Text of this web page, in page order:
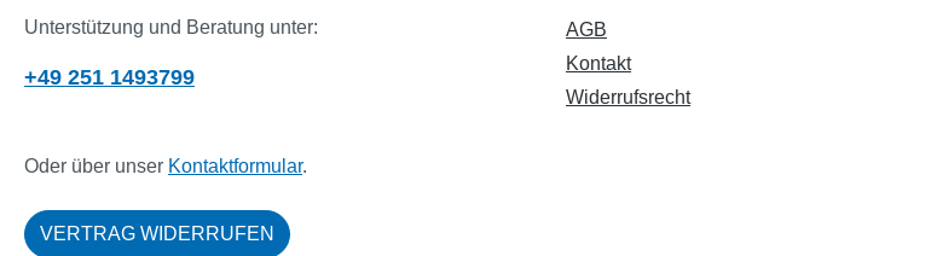
Unterstützung und Beratung unter:
+49 251 1493799
Oder über unser Kontaktformular.
VERTRAG WIDERRUFEN
AGB
Kontakt
Widerrufsrecht